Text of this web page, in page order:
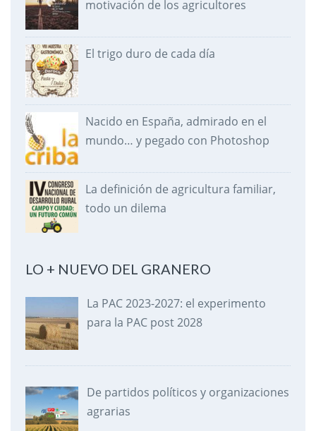
motivación de los agricultores
El trigo duro de cada día
Nacido en España, admirado en el
mundo… y pegado con Photoshop
La definición de agricultura familiar,
todo un dilema
LO + NUEVO DEL GRANERO
La PAC 2023-2027: el experimento
para la PAC post 2028
De partidos políticos y organizaciones
agrarias